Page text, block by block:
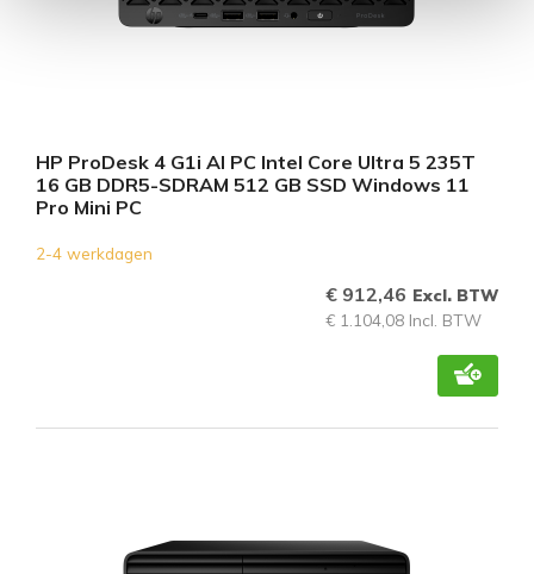
HP ProDesk 4 G1i AI PC Intel Core Ultra 5 235T
16 GB DDR5-SDRAM 512 GB SSD Windows 11
Pro Mini PC
2-4 werkdagen
€ 912,46 Excl. BTW
€ 1.104,08 Incl. BTW